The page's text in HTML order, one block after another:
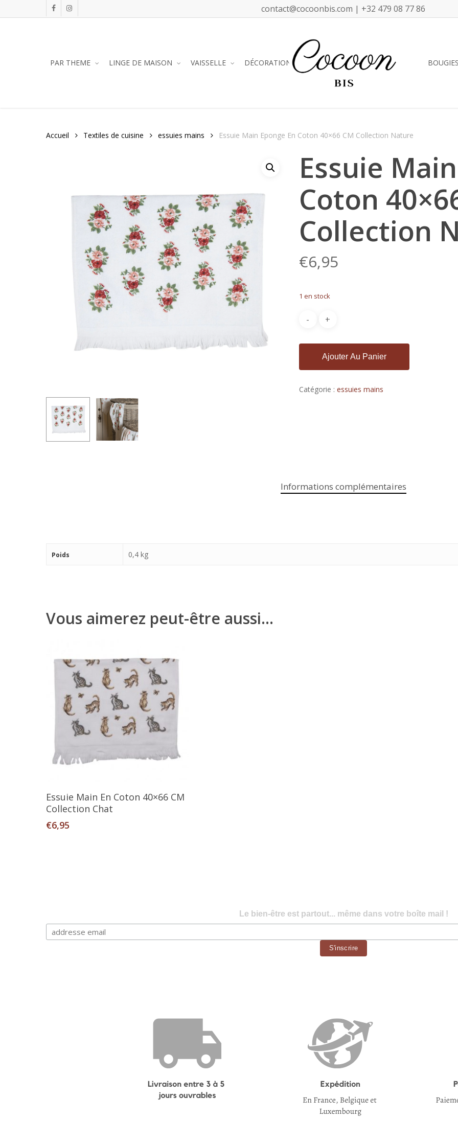
to
facebookinstagram contact@cocoonbis.com | +32 479 08 77 86
PAR THEME LINGE DE MAISON VAISSELLE DÉCORATION BOUGIES
Accueil Textiles de cuisine essuies mains Essuie Main Eponge En Coton 40×66 CM Collection Nature
Essuie
Coton
Collection
€6,95
1 en stock
Ajouter Au Panier
Catégorie : essuies mains
Informations complémentaires
Poids 0,4 kg
Vous aimerez peut-être aussi…
Ajouter Au Panier
Essuie Main En Coton 40×66 CM
Collection Chat
€6,95
Le bien-être est partout... même dans votre boîte mail !